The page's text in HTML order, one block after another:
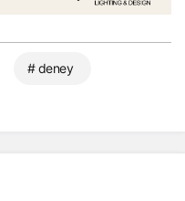
# deney